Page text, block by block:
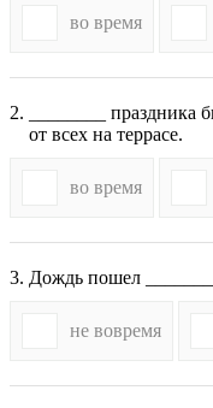
во время
________
от всех на террасе.
во время
Дождь пошел
не вовремя